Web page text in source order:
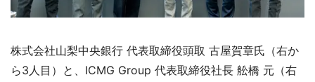
株式会社山梨中央銀行 代表取締役頭取 古屋賀章氏（右か
ら3人目）と、ICMG Group 代表取締役社長 舩橋 元（右